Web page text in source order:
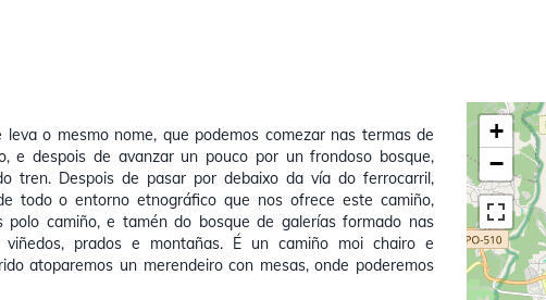
o mesmo nome, que podemos comezar nas termas de
e despois de avanzar un pouco por un frondoso bosque,
tren. Despois de pasar por debaixo da vía do ferrocarril,
todo o entorno etnográfico que nos ofrece este camiño,
camiño, e tamén do bosque de galerías formado nas
prados e montañas. É un camiño moi chairo e
atoparemos un merendeiro con mesas, onde poderemos
+
−